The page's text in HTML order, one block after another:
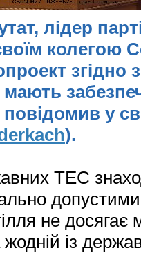
лідер
колегою
згідно
повідомив у
).
ТЕС
не досягає
жодній із